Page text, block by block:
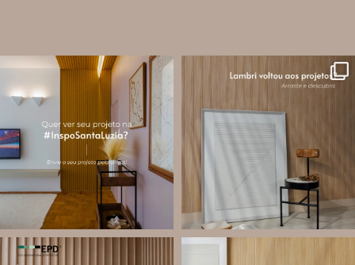
santa.luzia
A #InspoSantaLuzia é um espaço
criado para divulgar projetos que
utilizam produtos Santa Luzia e
valorizar o trabalho de arquitetos,
designers de...
Jul 28
13 0
O lambri é um revestimento versátil
painéis decorativos e diversas
composições para valorizar o
Jul 27
86 8